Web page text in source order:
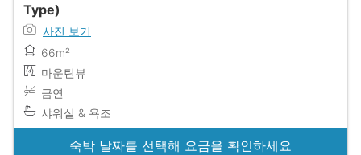
Type)
사진 보기
66m²
마운틴뷰
금연
샤워실 & 욕조
숙박 날짜를 선택해 요금을 확인하세요